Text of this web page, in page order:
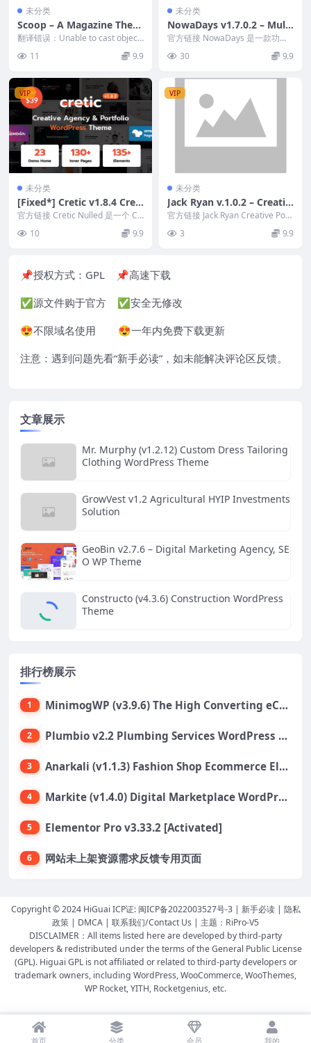
未分类
Scoop – A Magazine Them
e For WordPress v1.4
翻译错误：Unable to cast object
11 9.9
未分类
NowaDays v1.7.0.2 – Multi
purpose WordPress Them
官方链接 NowaDays 是一款功能
强大的多/单页多用途 WordPress
... 30 9.9
VIP
未分类
[Fixed*] Cretic v1.8.4 Crea
tive Agency WordPress Th
eme
官方链接 Cretic Nulled 是一个 Cr
10 9.9
VIP
未分类
Jack Ryan v.1.0.2 – Creativ
e Portfolio WordPress The
me Download
官方链接 Jack Ryan Creative Port
3 9.9
📌授权方式： GPL 📌高速下载
✅源文件购于官方 ✅安全无修改
😍不限域名使用 😍一年内免费下载更新
注意：遇到问题先看“新手必读”，如未能解决评论区反馈。
文章展示
Mr. Murphy (v1.2.12) Custom Dress Tailoring
Clothing WordPress Theme
GrowVest v1.2 Agricultural HYIP Investments
Solution
GeoBin v2.7.6 – Digital Marketing Agency, SE
O WP Theme
Constructo (v4.3.6) Construction WordPress
Theme
排行榜展示
1 MinimogWP (v3.9.6) The High Converting eCommerce WordPress Theme
2 Plumbio v2.2 Plumbing Services WordPress Theme
3 Anarkali (v1.1.3) Fashion Shop Ecommerce Elementor Theme
4 Markite (v1.4.0) Digital Marketplace WordPress Theme
5 Elementor Pro v3.33.2 [Activated]
6 网站未上架资源需求反馈专用页面
Copyright © 2024 HiGuai ICP证: 闽ICP备2022003527号-3| 新手必读| 隐私
政策 | DMCA | 联系我们/Contact Us | 主题： RiPro-V5
DISCLAIMER：All items listed here are developed by third-party
developers & redistributed under the terms of the General Public License
(GPL). Higuai GPL is not affiliated or related to third-party developers or
trademark owners, including WordPress, WooCommerce, WooThemes,
WP Rocket, YITH, Rocketgenius, etc.
首页 分类 会员 我的